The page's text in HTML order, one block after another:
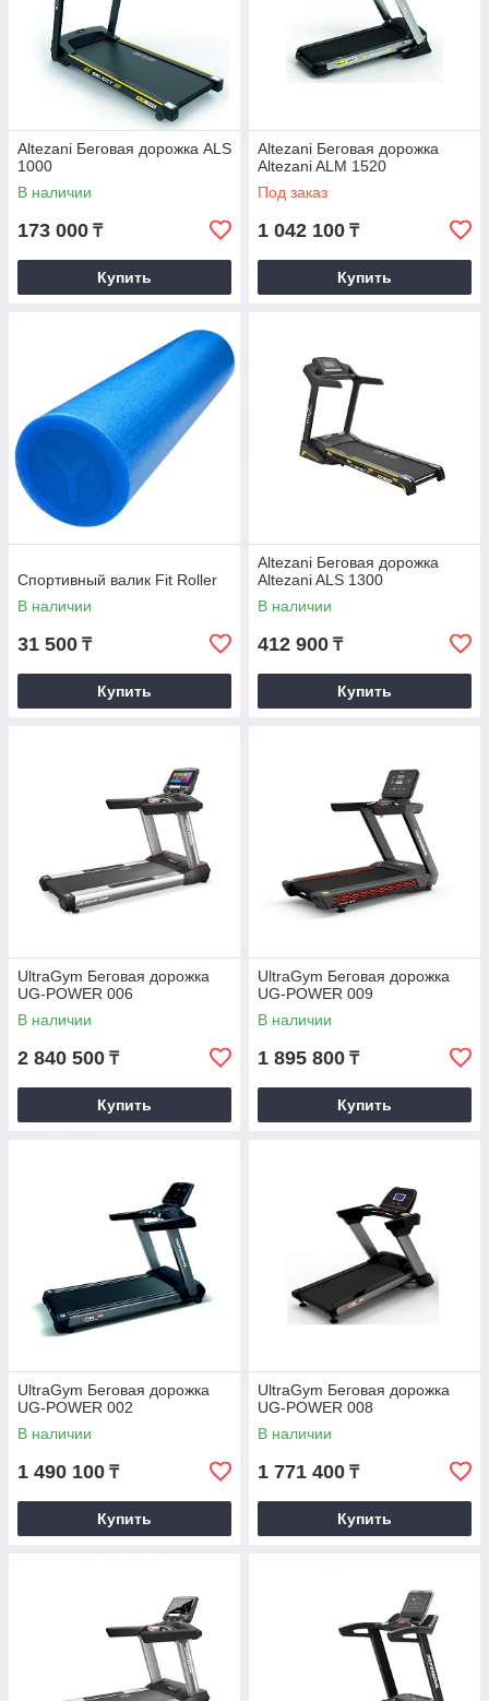
Altezani Беговая дорожка ALS
1000
В наличии
173 000 ₸
Купить
Altezani Беговая дорожка
Altezani ALM 1520
Под заказ
1 042 100 ₸
Купить
Спортивный валик Fit Roller
В наличии
31 500 ₸
Купить
Altezani Беговая дорожка
Altezani ALS 1300
В наличии
412 900 ₸
Купить
UltraGym Беговая дорожка
UG-POWER 006
В наличии
2 840 500 ₸
Купить
UltraGym Беговая дорожка
UG-POWER 009
В наличии
1 895 800 ₸
Купить
UltraGym Беговая дорожка
UG-POWER 002
В наличии
1 490 100 ₸
Купить
UltraGym Беговая дорожка
UG-POWER 008
В наличии
1 771 400 ₸
Купить